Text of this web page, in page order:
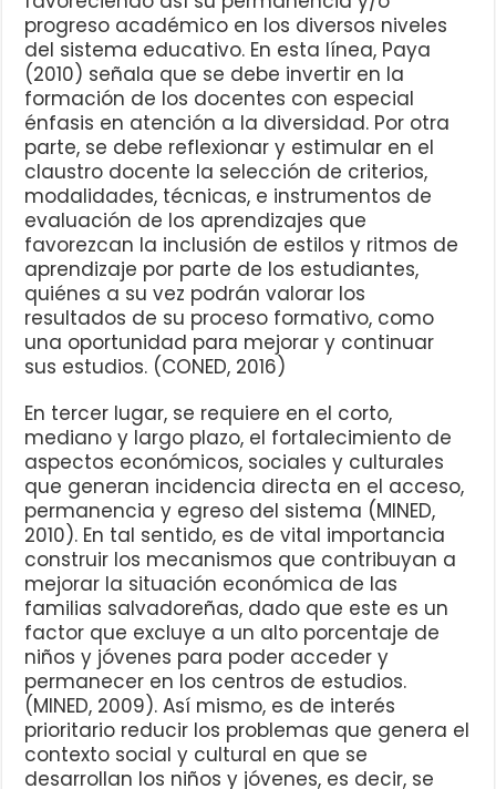
progreso académico en los diversos niveles
del sistema educativo. En esta línea, Paya
(2010) señala que se debe invertir en la
formación de los docentes con especial
énfasis en atención a la diversidad. Por otra
parte, se debe reflexionar y estimular en el
claustro docente la selección de criterios,
modalidades, técnicas, e instrumentos de
evaluación de los aprendizajes que
favorezcan la inclusión de estilos y ritmos de
aprendizaje por parte de los estudiantes,
quiénes a su vez podrán valorar los
resultados de su proceso formativo, como
una oportunidad para mejorar y continuar
sus estudios. (CONED, 2016)
En tercer lugar, se requiere en el corto,
mediano y largo plazo, el fortalecimiento de
aspectos económicos, sociales y culturales
que generan incidencia directa en el acceso,
permanencia y egreso del sistema (MINED,
2010). En tal sentido, es de vital importancia
construir los mecanismos que contribuyan a
mejorar la situación económica de las
familias salvadoreñas, dado que este es un
factor que excluye a un alto porcentaje de
niños y jóvenes para poder acceder y
permanecer en los centros de estudios.
(MINED, 2009). Así mismo, es de interés
prioritario reducir los problemas que genera el
contexto social y cultural en que se
desarrollan los niños y jóvenes, es decir, se